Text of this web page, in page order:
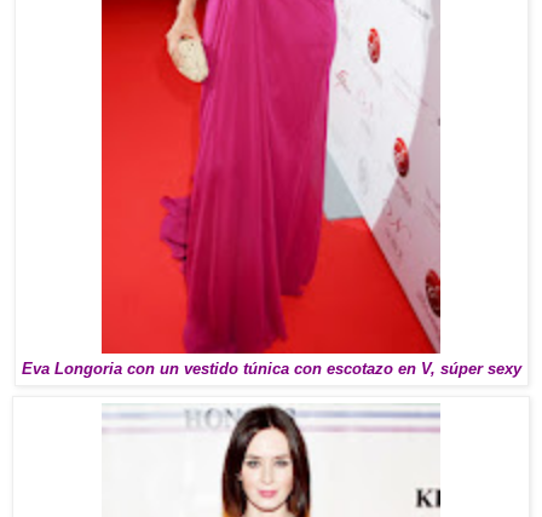
Eva Longoria con un vestido túnica con escotazo en V, súper sexy